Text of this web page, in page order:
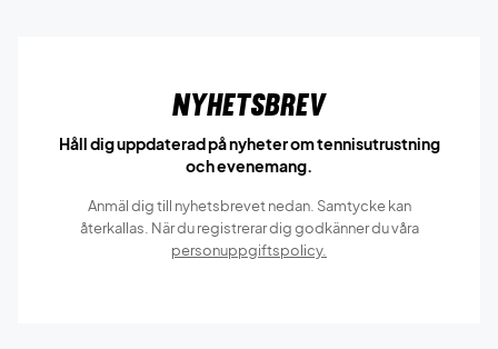
Nyhetsbrev
Håll dig uppdaterad på nyheter om tennisutrustning
och evenemang.
Anmäl dig till nyhetsbrevet nedan. Samtycke kan
återkallas. När du registrerar dig godkänner du våra
personuppgiftspolicy.